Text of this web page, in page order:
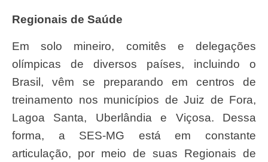
Regionais de Saúde
Em solo mineiro, comitês e delegações
olímpicas de diversos países, incluindo o
Brasil, vêm se preparando em centros de
treinamento nos municípios de Juiz de Fora,
Lagoa Santa, Uberlândia e Viçosa. Dessa
forma, a SES-MG está em constante
articulação, por meio de suas Regionais de